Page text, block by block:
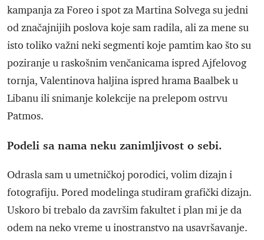
kampanja za Foreo i spot za Martina Solvega su jedni
od značajnijih poslova koje sam radila, ali za mene su
isto toliko važni neki segmenti koje pamtim kao što su
poziranje u raskošnim venčanicama ispred Ajfelovog
tornja, Valentinova haljina ispred hrama Baalbek u
Libanu ili snimanje kolekcije na prelepom ostrvu
Patmos.
Podeli sa nama neku zanimljivost o sebi.
Odrasla sam u umetničkoj porodici, volim dizajn i
fotografiju. Pored modelinga studiram grafički dizajn.
Uskoro bi trebalo da završim fakultet i plan mi je da
odem na neko vreme u inostranstvo na usavršavanje.